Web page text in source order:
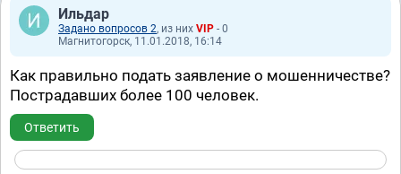
Ильдар
Задано вопросов 2, из них VIP - 0
Магнитогорск, 11.01.2018, 16:14
Как правильно подать заявление о мошенничестве?
Пострадавших более 100 человек.
Ответить